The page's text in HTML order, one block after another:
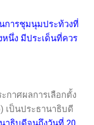
การชุมนุมประท้วงที่
นึ่ง มีประเด็นที่ควร
ศผลการเลือกตั้ง
เป็นประธานาธิบดี